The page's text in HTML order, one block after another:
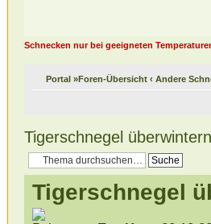
Schnecken nur bei geeigneten
Portal»Foren-Übersicht ‹ Andere
Tigerschnegel überwintern
Tigerschnegel